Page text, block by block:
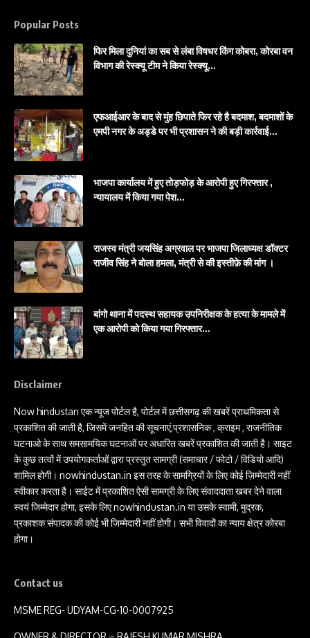
Popular Posts
फिर मिला दुनियां का सब से लंबा विषधर किंग कोबरा, कोरबा वन
विभाग की रेस्क्यू टीम ने किया रेस्क्यू…
एफआईआर के बाद से मुंह छिपाते फिर रहे है बदमाश, बदमाशों के
एमपी नगर के अड्डे पर भी प्रशासन ने की बड़ी कार्रवाई…
भाजपा कार्यालय में हुए तोड़फोड़ के आरोपी हुए गिरफ्तार ,
न्यायालय में किया गया पेश…
राजस्व मंत्री जयसिंह अग्रवाल पर भाजपा जिलाध्यक्ष डॉक्टर
राजीव सिंह ने बोला हमला, मंत्री से की इस्तीफ़े की मांग ।
बांगो थाना में पदस्थ सहायक उपनिरीक्षक के हत्या के मामले में
एक आरोपी को किया गया गिरफ्तार…
Disclaimer
Now hindustan एक न्यूज पोर्टल है, पोर्टल में छत्तीसगढ़ की खबरें प्राथमिकता से
प्रकाशित की जाती है, जिसमें जनहित की सूचनाएं,प्रशासनिक , क्राइम , राजनीतिक
घटनाओ के साथ समसामयिक घटनाओं पर अधारित खबरें प्रकाशित की जाती है। साइट
के कुछ तत्वों में उपयोगकर्ताओं द्वारा प्रस्तुत सामग्री (समाचार / फोटो / विडियो आदि)
शामिल होगी। nowhindustan.in इस तरह के सामग्रियों के लिए कोई ज़िम्मेदारी नहीं
स्वीकार करता है। साईट में प्रकाशित ऐसी सामग्री के लिए संवाददाता खबर देने वाला
स्वयं जिम्मेदार होगा, इसके लिए nowhindustan.in या उसके स्वामी, मुद्रक,
प्रकाशक संपादक की कोई भी जिम्मेदारी नहीं होगी। सभी विवादों का न्याय क्षेत्र कोरबा
होगा।
Contact us
MSME REG- UDYAM-CG-10-0007925